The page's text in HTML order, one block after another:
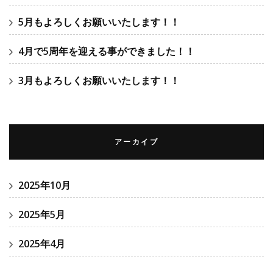
5月もよろしくお願いいたします！！
4月で5周年を迎える事ができました！！
3月もよろしくお願いいたします！！
アーカイブ
2025年10月
2025年5月
2025年4月